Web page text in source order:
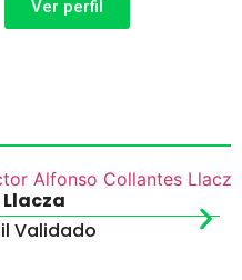
Ver perfil
Validado